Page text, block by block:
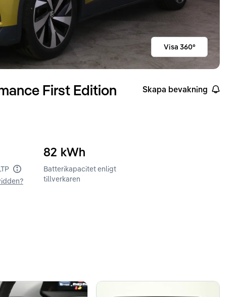
Visa 360°
First Edition Skapa bevakning
Räckvidd enligt WLTP
82 kWh
Batterikapacitet enligt
tillverkaren